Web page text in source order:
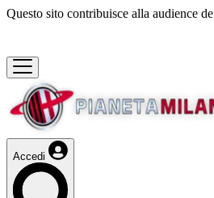
Questo sito contribuisce alla audience de
Accedi